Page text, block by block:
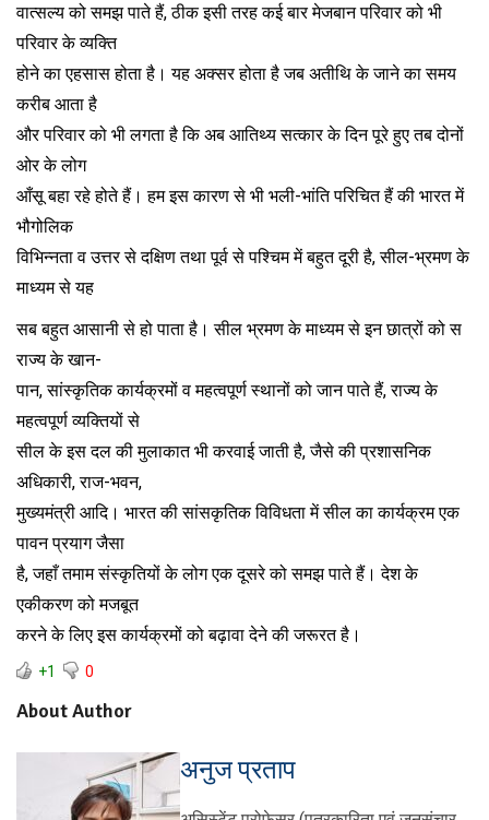
वात्सल्य को समझ पाते हैं, ठीक इसी तरह कई बार मेजबान परिवार को भी
परिवार के व्यक्ति
होने का एहसास होता है। यह अक्सर होता है जब अतीथि के जाने का समय
करीब आता है
और परिवार को भी लगता है कि अब आतिथ्य सत्कार के दिन पूरे हुए तब दोनों
ओर के लोग
आँसू बहा रहे होते हैं। हम इस कारण से भी भली-भांति परिचित हैं की भारत में
भौगोलिक
विभिन्नता व उत्तर से दक्षिण तथा पूर्व से पश्चिम में बहुत दूरी है, सील-भ्रमण के
माध्यम से यह
सब बहुत आसानी से हो पाता है। सील भ्रमण के माध्यम से इन छात्रों को स
राज्य के खान-
पान, सांस्कृतिक कार्यक्रमों व महत्वपूर्ण स्थानों को जान पाते हैं, राज्य के
महत्वपूर्ण व्यक्तियों से
सील के इस दल की मुलाकात भी करवाई जाती है, जैसे की प्रशासनिक
अधिकारी, राज-भवन,
मुख्यमंत्री आदि। भारत की सांसकृतिक विविधता में सील का कार्यक्रम एक
पावन प्रयाग जैसा
है, जहाँ तमाम संस्कृतियों के लोग एक दूसरे को समझ पाते हैं। देश के
एकीकरण को मजबूत
करने के लिए इस कार्यक्रमों को बढ़ावा देने की जरूरत है।
+1 0
About Author
अनुज प्रताप